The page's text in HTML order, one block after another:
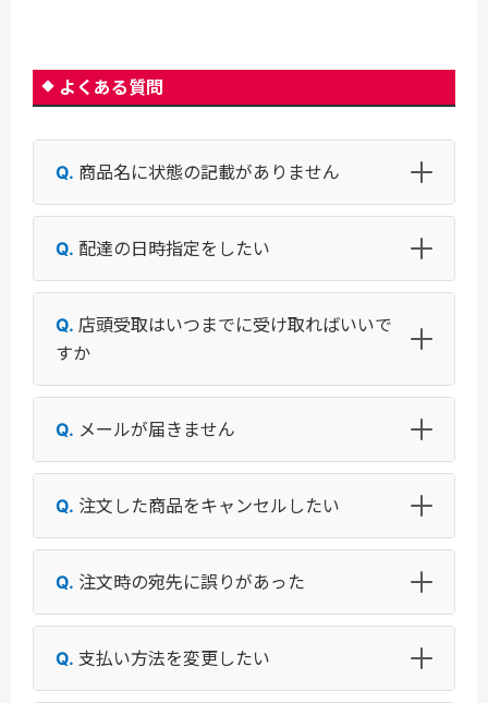
よくある質問
商品名に状態の記載がありません
配達の日時指定をしたい
店頭受取はいつまでに受け取ればいいで
すか
メールが届きません
注文した商品をキャンセルしたい
注文時の宛先に誤りがあった
支払い方法を変更したい